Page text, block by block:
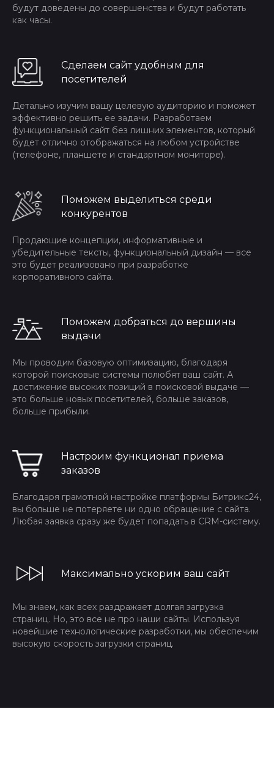
будут доведены до совершенства и будут работать
как часы.
Сделаем сайт удобным для
посетителей
Детально изучим вашу целевую аудиторию и поможет
эффективно решить ее задачи. Разработаем
функциональный сайт без лишних элементов, который
будет отлично отображаться на любом устройстве
(телефоне, планшете и стандартном мониторе).
Поможем выделиться среди
конкурентов
Продающие концепции, информативные и
убедительные тексты, функциональный дизайн — все
это будет реализовано при разработке
корпоративного сайта.
Поможем добраться до вершины
выдачи
Мы проводим базовую оптимизацию, благодаря
которой поисковые системы полюбят ваш сайт. А
достижение высоких позиций в поисковой выдаче —
это больше новых посетителей, больше заказов,
больше прибыли.
Настроим функционал приема
заказов
Благодаря грамотной настройке платформы Битрикс24,
вы больше не потеряете ни одно обращение с сайта.
Любая заявка сразу же будет попадать в CRM-систему.
Максимально ускорим ваш сайт
Мы знаем, как всех раздражает долгая загрузка
страниц. Но, это все не про наши сайты. Используя
новейшие технологические разработки, мы обеспечим
высокую скорость загрузки страниц.